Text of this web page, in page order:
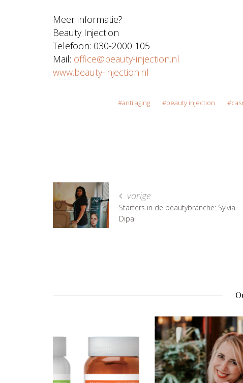
Meer informatie?
Beauty Injection
Telefoon: 030-2000 105
Mail: office@beauty-injection.nl
www.beauty-injection.nl
anti aging beauty injection
vorige
Starters in de beautybranche: Sylvia
Dipai